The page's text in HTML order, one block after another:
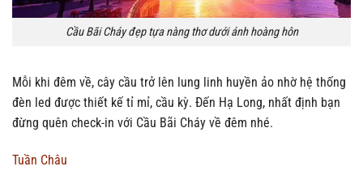
Cầu Bãi Cháy đẹp tựa nàng thơ dưới ánh hoàng hôn
Mỗi khi đêm về, cây cầu trở lên lung linh huyền ảo nhờ hệ thống
đèn led được thiết kế tỉ mỉ, cầu kỳ. Đến Hạ Long, nhất định bạn
đừng quên check-in với Cầu Bãi Cháy về đêm nhé.
Tuần Châu